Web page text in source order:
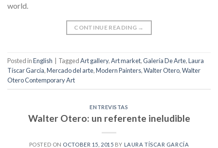
world.
CONTINUE READING →
Posted inEnglish TaggedArt gallery,Art market,Galería De Arte,Laura
Tíscar García,Mercado del arte,Modern Painters,Walter Otero,Walter
Otero Contemporary Art
ENTREVISTAS
Walter Otero: un referente ineludible
POSTED ON OCTOBER 15, 2015 BY LAURA TÍSCAR GARCÍA